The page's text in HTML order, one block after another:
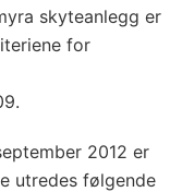
skyteanlegg er
for
2012 er
utredes følgende